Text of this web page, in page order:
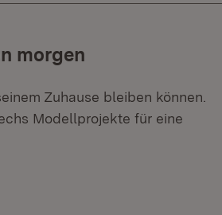
morgen
Zuhause bleiben können.
Modellprojekte für eine